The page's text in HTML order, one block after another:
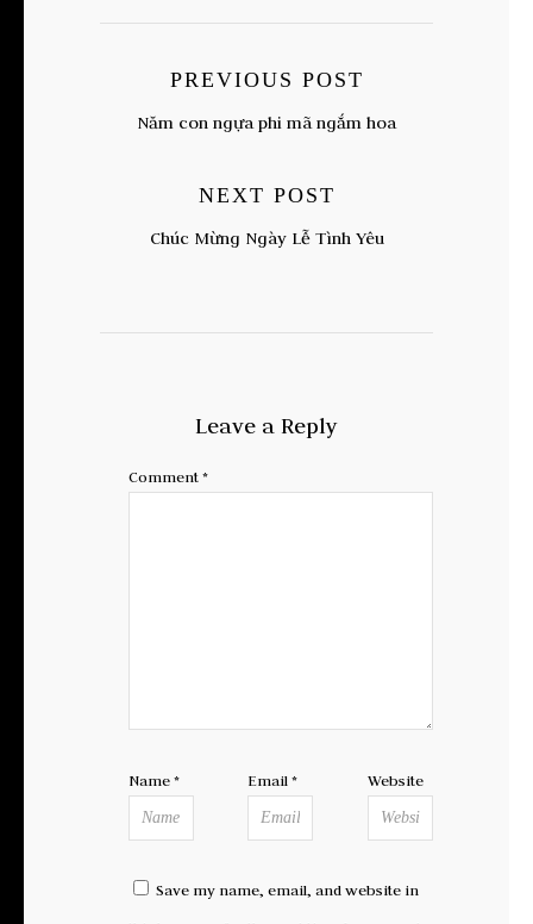
PREVIOUS POST
Năm con ngựa phi mã ngắm hoa
NEXT POST
Chúc Mừng Ngày Lễ Tình Yêu
Leave a Reply
Comment*
Name* Email* Website
Save my name, email, and website in